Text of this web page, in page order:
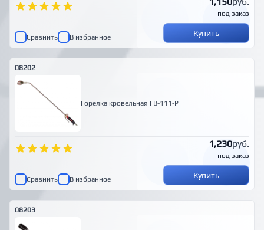
под заказ
Сравнить В избранное Купить
08202
Горелка кровельная ГВ-111-Р
1,230руб.
под заказ
Сравнить В избранное Купить
08203